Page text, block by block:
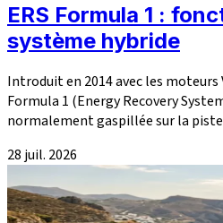
ERS Formula 1 :
système hybride
Introduit en 2014 avec les
Formula 1 (Energy Recovery
normalement gaspillée sur la
28 juil. 2026